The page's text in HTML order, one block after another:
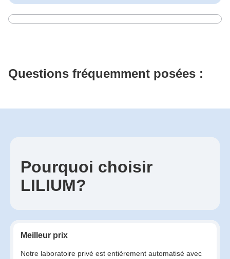
Questions fréquemment posées :
Pourquoi choisir
LILIUM?
Meilleur prix
Notre laboratoire privé est entièrement automatisé avec